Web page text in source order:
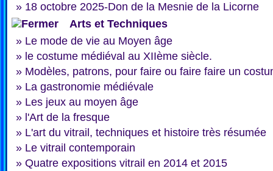
» 18 octobre 2025-Don de la Mesnie de la Licorne
Arts et Techniques
» Le mode de vie au Moyen âge
» le costume médiéval au XIIème siècle.
» Modèles, patrons, pour faire ou faire faire un
» La gastronomie médiévale
» Les jeux au moyen âge
» l'Art de la fresque
» L'art du vitrail, techniques et histoire très résumée
» Le vitrail contemporain
» Quatre expositions vitrail en 2014 et 2015